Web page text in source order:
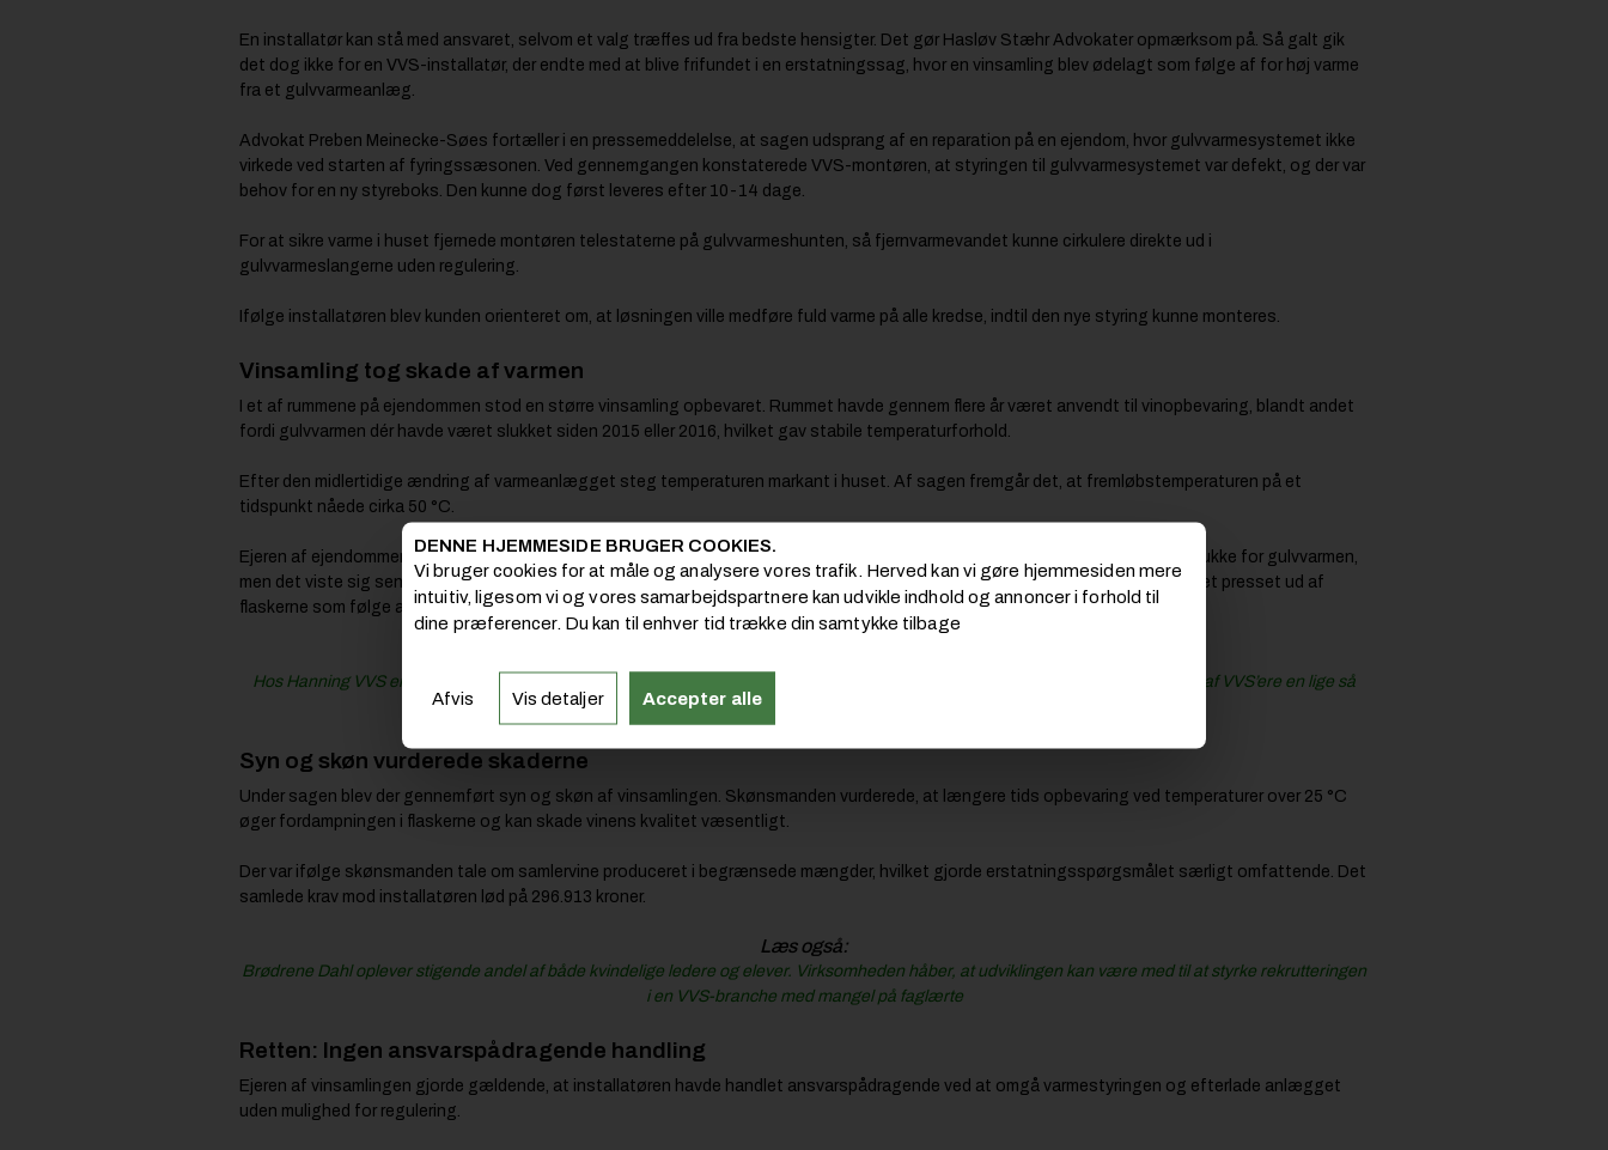
En installatør kan stå med ansvaret, selvom et valg træffes ud fra bedste hensigter. Det gør Hasløv Stæhr Advokater opmærksom på. Så galt gik
det dog ikke for en VVS-installatør, der endte med at blive frifundet i en erstatningssag, hvor en vinsamling blev ødelagt som følge af for høj varme
fra et gulvvarmeanlæg.
Advokat Preben Meinecke-Søes fortæller i en pressemeddelelse, at sagen udsprang af en reparation på en ejendom, hvor gulvvarmesystemet ikke
virkede ved starten af fyringssæsonen. Ved gennemgangen konstaterede VVS-montøren, at styringen til gulvvarmesystemet var defekt, og der var
behov for en ny styreboks. Den kunne dog først leveres efter 10-14 dage.
For at sikre varme i huset fjernede montøren telestaterne på gulvvarmeshunten, så fjernvarmevandet kunne cirkulere direkte ud i
gulvvarmeslangerne uden regulering.
Ifølge installatøren blev kunden orienteret om, at løsningen ville medføre fuld varme på alle kredse, indtil den nye styring kunne monteres.
Vinsamling tog skade af varmen
I et af rummene på ejendommen stod en større vinsamling opbevaret. Rummet havde gennem flere år været anvendt til vinopbevaring, blandt andet
fordi gulvvarmen dér havde været slukket siden 2015 eller 2016, hvilket gav stabile temperaturforhold.
Efter den midlertidige ændring af varmeanlægget steg temperaturen markant i huset. Af sagen fremgår det, at fremløbstemperaturen på et
tidspunkt nåede cirka 50 °C.
Ejeren af ejendommen reagerede på den kraftige varmeudvikling og kontaktede installatøren. Hun blev telefonisk vejledt i at slukke for gulvvarmen,
men det viste sig senere, at også fremløbsventilen var defekt. Da forholdene blev undersøgt nærmere, var flere vinpropper blevet presset ud af
flaskerne som følge af varmen.
Hos Hanning VVS er det ikke kun rør, installationer og varmepumper, der fylder hverdagen. Her er oplæring af næste generation af VVS’ere en lige så
vigtig del af forretningen
Syn og skøn vurderede skaderne
Under sagen blev der gennemført syn og skøn af vinsamlingen. Skønsmanden vurderede, at længere tids opbevaring ved temperaturer over 25 °C
øger fordampningen i flaskerne og kan skade vinens kvalitet væsentligt.
Der var ifølge skønsmanden tale om samlervine produceret i begrænsede mængder, hvilket gjorde erstatningsspørgsmålet særligt omfattende. Det
samlede krav mod installatøren lød på 296.913 kroner.
Læs også:
Brødrene Dahl oplever stigende andel af både kvindelige ledere og elever. Virksomheden håber, at udviklingen kan være med til at styrke rekrutteringen
i en VVS-branche med mangel på faglærte
Retten: Ingen ansvarspådragende handling
Ejeren af vinsamlingen gjorde gældende, at installatøren havde handlet ansvarspådragende ved at omgå varmestyringen og efterlade anlægget
uden mulighed for regulering.
DENNE HJEMMESIDE BRUGER COOKIES.
Vi bruger cookies for at måle og analysere vores trafik. Herved kan vi gøre hjemmesiden mere
intuitiv, ligesom vi og vores samarbejdspartnere kan udvikle indhold og annoncer i forhold til
dine præferencer. Du kan til enhver tid trække din samtykke tilbage
Afvis Vis detaljer Accepter alle